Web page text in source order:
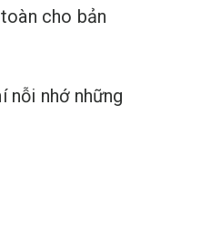
cho bản
nỗi nhớ những